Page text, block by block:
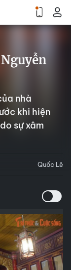
nhà
khi hiện
sự xâm
Quốc Lê